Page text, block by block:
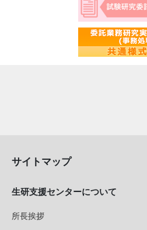
サイトマップ
生研支援センターについて
所長挨拶